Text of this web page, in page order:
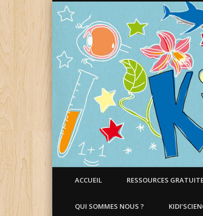
Faire aimer les Sciences aux Enfants !
ACCUEIL RESSOURCES
QUI SOMMES NOUS ?